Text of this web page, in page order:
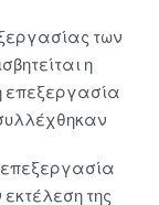
των
η
επεξεργασία
συλλέχθηκαν
επεξεργασία
της